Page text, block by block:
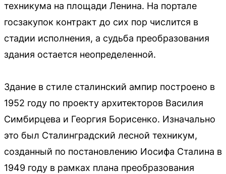
техникума на площади Ленина. На портале
госзакупок контракт до сих пор числится в
стадии исполнения, а судьба преобразования
здания остается неопределенной.
Здание в стиле сталинский ампир построено в
1952 году по проекту архитекторов Василия
Симбирцева и Георгия Борисенко. Изначально
это был Сталинградский лесной техникум,
созданный по постановлению Иосифа Сталина в
1949 году в рамках плана преобразования